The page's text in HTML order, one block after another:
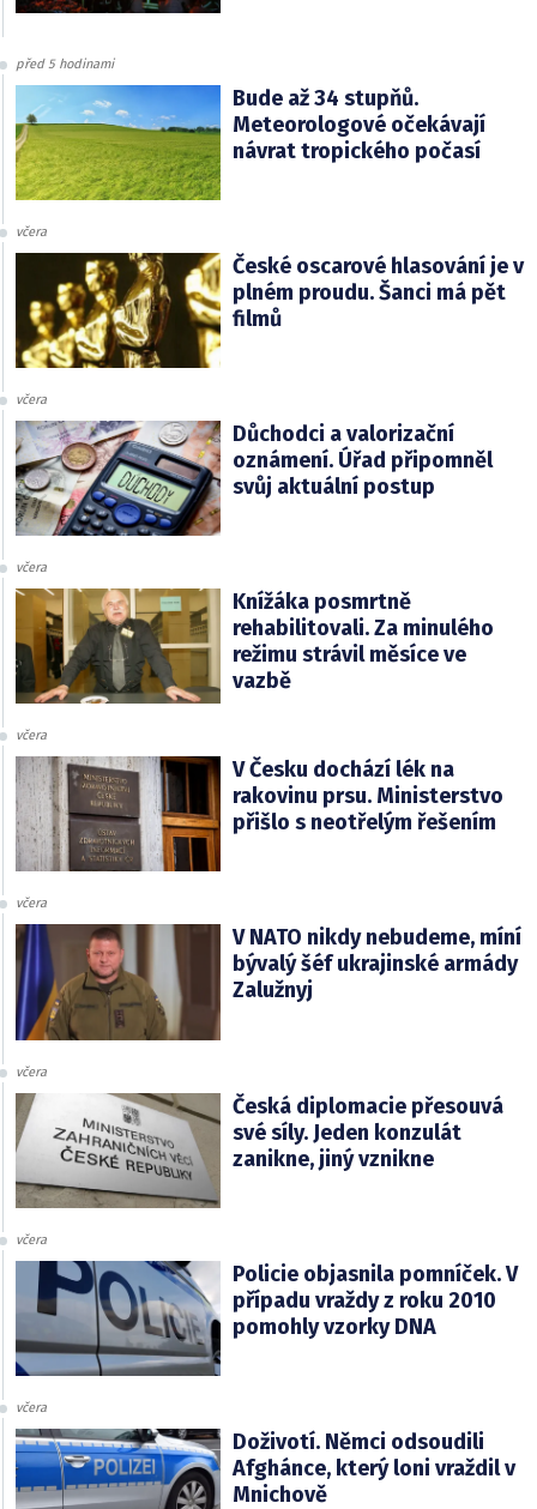
před 5 hodinami
Bude až 34 stupňů.
Meteorologové očekávají
návrat tropického počasí
včera
České oscarové hlasování je v
plném proudu. Šanci má pět
filmů
včera
Důchodci a valorizační
oznámení. Úřad připomněl
svůj aktuální postup
včera
Knížáka posmrtně
rehabilitovali. Za minulého
režimu strávil měsíce ve
vazbě
včera
V Česku dochází lék na
rakovinu prsu. Ministerstvo
přišlo s neotřelým řešením
včera
V NATO nikdy nebudeme, míní
bývalý šéf ukrajinské armády
Zalužnyj
včera
Česká diplomacie přesouvá
své síly. Jeden konzulát
zanikne, jiný vznikne
včera
Policie objasnila pomníček. V
případu vraždy z roku 2010
pomohly vzorky DNA
včera
Doživotí. Němci odsoudili
Afghánce, který loni vraždil v
Mnichově